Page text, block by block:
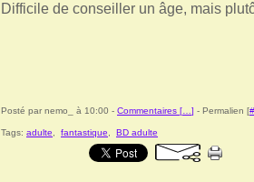
Difficile de conseiller un âge, mais
Posté par nemo_ à 10:00 - Commentaires [ ] - Permalien [#
Tags: adulte fantastique BD adulte